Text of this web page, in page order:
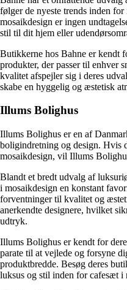
følger de nyeste trends inden
mosaikdesign er ingen
stil til dit hjem eller
Butikkerne hos Bahne er kendt
produkter, der passer til enhver
kvalitet afspejler sig i deres
skabe en hyggelig og æstetisk
Illums Bolighus
Illums Bolighus er en af
boligindretning og design. Hvis
mosaikdesign, vil Illums
Blandt et bredt udvalg af
i mosaikdesign en konstant
forventninger til kvalitet og
anerkendte designere, hvilket
udtryk.
Illums Bolighus er kendt for
parate til at vejlede og forsyne
produktbredde. Besøg deres
luksus og stil inden for cafesæt i